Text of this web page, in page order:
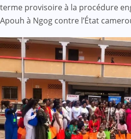
terme provisoire à la procédure
Apouh à Ngog contre l’État